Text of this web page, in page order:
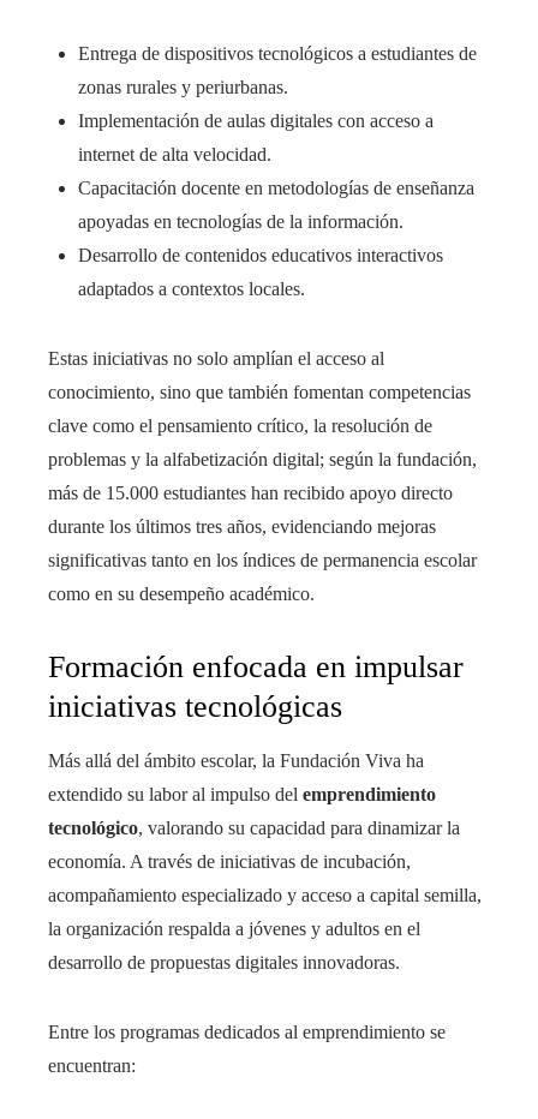
Entrega de dispositivos tecnológicos a estudiantes de
zonas rurales y periurbanas.
Implementación de aulas digitales con acceso a
internet de alta velocidad.
Capacitación docente en metodologías de enseñanza
apoyadas en tecnologías de la información.
Desarrollo de contenidos educativos interactivos
adaptados a contextos locales.
Estas iniciativas no solo amplían el acceso al
conocimiento, sino que también fomentan competencias
clave como el pensamiento crítico, la resolución de
problemas y la alfabetización digital; según la fundación,
más de 15.000 estudiantes han recibido apoyo directo
durante los últimos tres años, evidenciando mejoras
significativas tanto en los índices de permanencia escolar
como en su desempeño académico.
Formación enfocada en impulsar
iniciativas tecnológicas
Más allá del ámbito escolar, la Fundación Viva ha
extendido su labor al impulso del emprendimiento
tecnológico, valorando su capacidad para dinamizar la
economía. A través de iniciativas de incubación,
acompañamiento especializado y acceso a capital semilla,
la organización respalda a jóvenes y adultos en el
desarrollo de propuestas digitales innovadoras.
Entre los programas dedicados al emprendimiento se
encuentran: